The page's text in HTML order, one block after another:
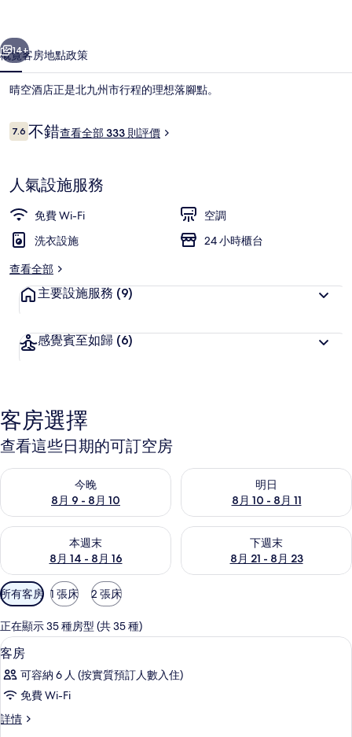
外部細節
個 下一個
14+
概覽客房地點政策
晴空酒店正是北九州市行程的理想落腳點。
評
價
7.67.6 分，滿分 10 分，
不錯查看全部 333 則評價
人氣設施服務
免費 Wi-Fi
空調
洗衣設施
24 小時櫃台
查看全部
主要設施服務 (9)
感覺賓至如歸 (6)
客房選擇
查看這些日期的可訂空房
今晚
8月 9 - 8月 10
查看今晚 8月 9 - 8月 10的可訂空房
明日
8月 10 - 8月 11
查看明日 8月 10 - 8月 11的可
本週末
8月 14 - 8月 16
查看本週末 8月 14 - 8月 16的可訂空房
下週末
8月 21 - 8月 23
查看下週末 8月 21 - 8月 23的
可
用
嘅
客
房
篩
選
條
件
所有客房 1 張床 2 張床
正在顯示 35 種房型 (共 35 種)
載
入
所
客
書桌、熨斗/熨衫板、免費 Wi-Fi、床單
1
客房
可容納 6 人 (按實質預訂人數入住)
免費 Wi-Fi
詳情
客